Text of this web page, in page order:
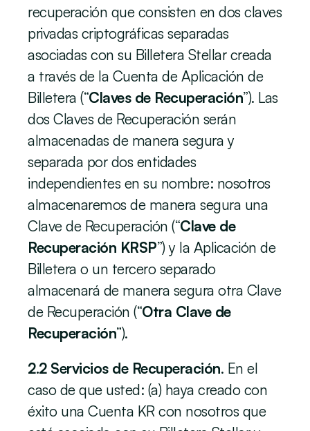
recuperación que consisten en dos claves
privadas criptográficas separadas
asociadas con su Billetera Stellar creada
a través de la Cuenta de Aplicación de
Billetera (“Claves de Recuperación”). Las
dos Claves de Recuperación serán
almacenadas de manera segura y
separada por dos entidades
independientes en su nombre: nosotros
almacenaremos de manera segura una
Clave de Recuperación (“Clave de
Recuperación KRSP”) y la Aplicación de
Billetera o un tercero separado
almacenará de manera segura otra Clave
de Recuperación (“Otra Clave de
Recuperación”).
2.2 Servicios de Recuperación. En el
caso de que usted: (a) haya creado con
éxito una Cuenta KR con nosotros que